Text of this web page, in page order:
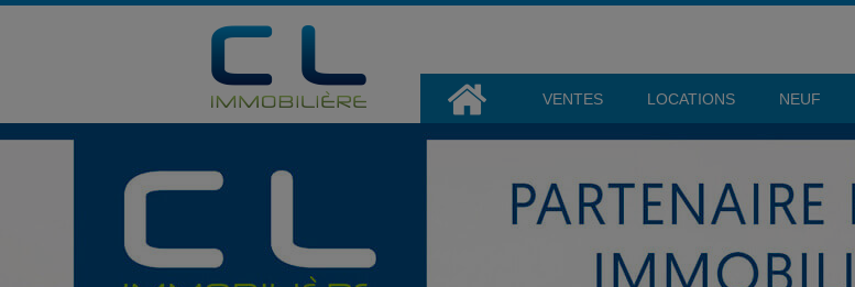
VENTES LOCATIONS NEUF